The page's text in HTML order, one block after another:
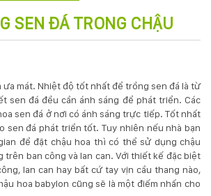
SEN ĐÁ TRONG CHẬU
ưa mát. Nhiệt độ tốt nhất để trồng sen đá là từ
sen đá đều cần ánh sáng để phát triển. Các
sen đá ở nơi có ánh sáng trực tiếp. Tốt nhất
sen đá phát triển tốt. Tuy nhiên nếu nhà bạn
để đặt chậu hoa thì có thể sử dụng chậu
ban công và lan can. Với thiết kế đặc biệt
lan can hay bất cứ tay vịn cầu thang nào,
hoa babylon cũng sẽ là một điếm nhấn cho